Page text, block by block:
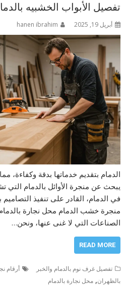
تفصيل الأبواب الخشبيه بالدمام
أبريل 19, 2025 hanen ibrahim
الدمام بتقديم خدماتها بدقة وكفاءة،
يبحث عن منجرة الأوائل بالدمام
في الدمام، القادر على تنفيذ
منجرة خشب الدمام محل نجارة بالدمام
الصناعات التي لا غنى عنها، ونحن…
READ MORE
تفصيل غرف نوم بالدمام والخبر أرقام
بالظهران,محل نجارة بالدمام